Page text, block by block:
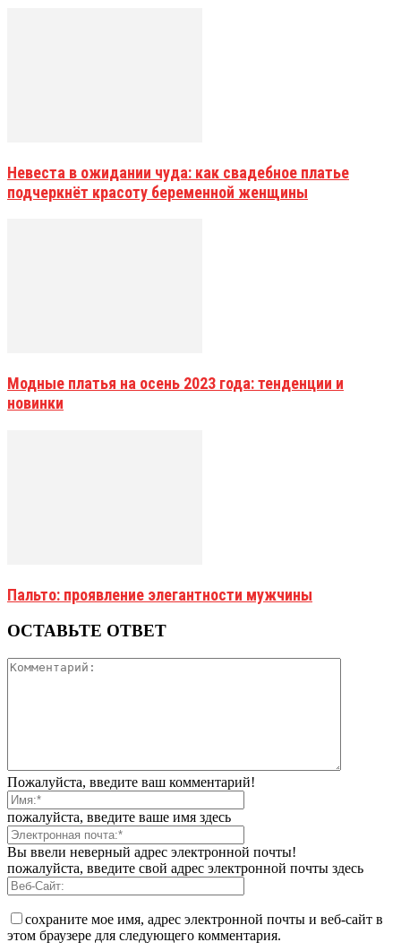
Невеста в ожидании чуда: как свадебное платье
подчеркнёт красоту беременной женщины
Модные платья на осень 2023 года: тенденции и
новинки
Пальто: проявление элегантности мужчины
ОСТАВЬТЕ ОТВЕТ
Пожалуйста, введите ваш комментарий!
пожалуйста, введите ваше имя здесь
Вы ввели неверный адрес электронной почты!
пожалуйста, введите свой адрес электронной почты здесь
сохраните мое имя, адрес электронной почты и веб-сайт в
этом браузере для следующего комментария.